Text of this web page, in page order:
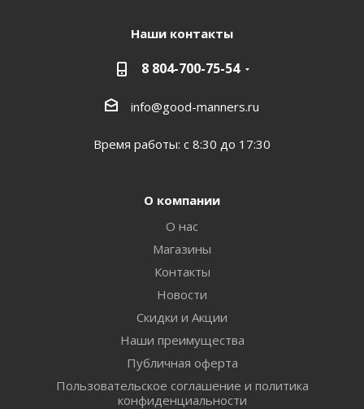
Наши контакты
8 804-700-75-54
info@good-manners.ru
Время работы: с 8:30 до 17:30
О компании
О нас
Магазины
Контакты
Новости
Скидки и Акции
Наши преимущества
Публичная оферта
Пользовательское соглашение и политика
конфиденциальности